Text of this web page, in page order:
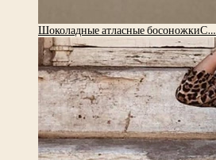
Шоколадные атласные босоножкиС…